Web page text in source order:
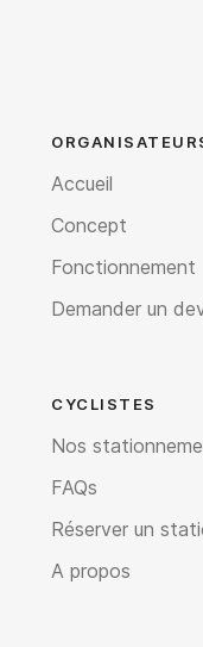
CYCLISTES
Nos
FAQs
Réserver un
A propos
Accueil
Concept
Fonctionnement
Demander un